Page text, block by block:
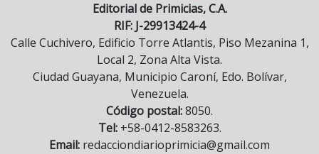
Editorial de Primicias, C.A.
RIF: J-29913424-4
Calle Cuchivero, Edificio Torre Atlantis, Piso Mezanina 1,
Local 2, Zona Alta Vista.
Ciudad Guayana, Municipio Caroní, Edo. Bolívar,
Venezuela.
Código postal:8050.
Tel:+58-0412-8583263.
Email: redacciondiarioprimicia@gmail.com